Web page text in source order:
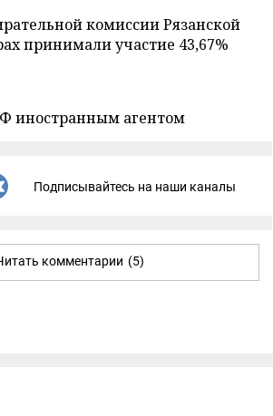
комиссии Рязанской
принимали участие 43,67%
иностранным агентом
Подписывайтесь на наши каналы
комментарии (5)